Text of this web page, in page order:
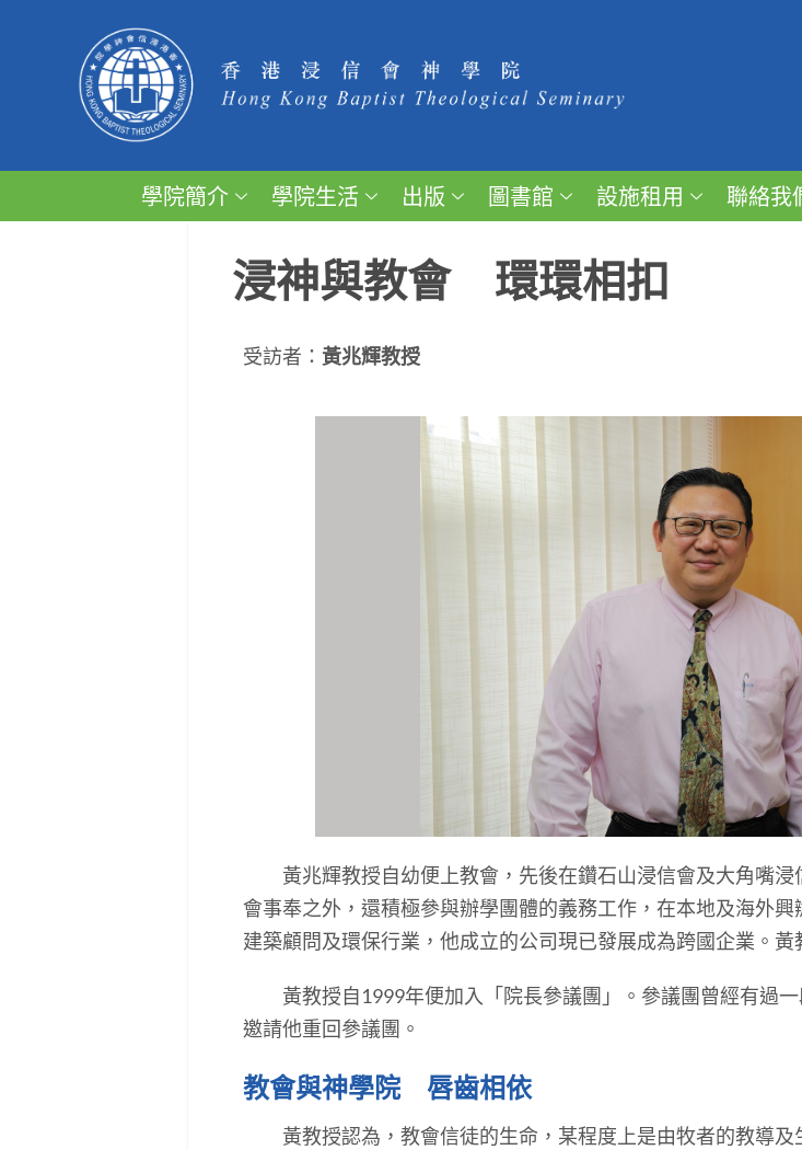
學院簡介 學院生活 出版 圖書館 設施租用 聯絡我
浸神與教會 環環相扣
受訪者： 黃兆輝教授
黃兆輝教授自幼便上教會，先後在鑽石山浸信會及大角嘴浸
會事奉之外，還積極參與辦學團體的義務工作，在本地及海外
建築顧問及環保行業，他成立的公司現已發展成為跨國企業。
黃教授自1999年便加入「院長參議團」。參議團曾經有過一
邀請他重回參議團。
教會與神學院 唇齒相依
黃教授認為，教會信徒的生命，某程度上是由牧者的教導及